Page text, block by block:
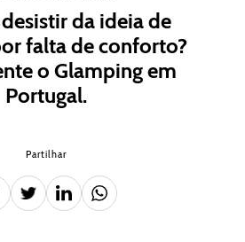
da ideia de
falta de conforto?
o Glamping em
Portugal.
Partilhar